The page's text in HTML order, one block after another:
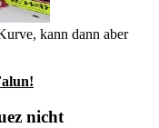
kann dann aber
nicht